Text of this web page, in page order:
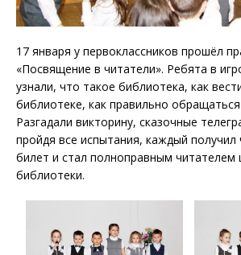
17 января у первоклассников прошёл
«Посвящение в читатели». Ребята в
узнали, что такое библиотека, как
библиотеке, как правильно обращаться
Разгадали викторину, сказочные
пройдя все испытания, каждый получил
билет и стал полноправным читателем
библиотеки.